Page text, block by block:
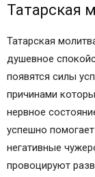
Татарская
Татарская
душевное
появятся силы
причинами
нервное
успешно
негативные
провоцируют